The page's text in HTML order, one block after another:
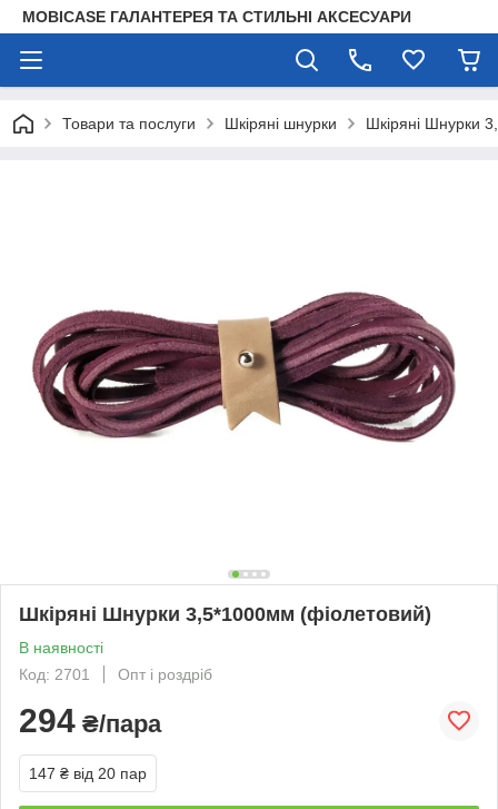
MOBICASE ГАЛАНТЕРЕЯ ТА СТИЛЬНІ АКСЕСУАРИ
Товари та послуги Шкіряні шнурки Шкіряні Шнурки
Шкіряні Шнурки 3,5*1000мм (фіолетовий)
В наявності
Код: 2701
Опт і роздріб
294 ₴/пара
147 ₴ від 20 пар